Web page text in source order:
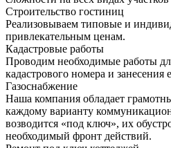
Строительство гостиниц
Реализовываем типовые и
привлекательным ценам.
Кадастровые работы
Проводим необходимые работы
кадастрового номера и занесения
Газоснабжение
Наша компания обладает
каждому варианту
возводится «под ключ», их
необходимый фронт действий.